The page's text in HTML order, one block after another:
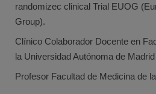
randomizec clinical Trial EUOG
Group).
Clínico Colaborador Docente en
la Universidad Autónoma de Madrid
Profesor Facultad de Medicina de